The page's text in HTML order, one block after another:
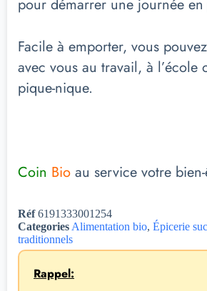
pour démarrer une journée
Facile à emporter, vous
avec vous au travail, à l’école
pique-nique.
Coin Bio au service votre
Réf6191333001254
Categories Alimentation bio, Épicerie
traditionnels
Rappel: